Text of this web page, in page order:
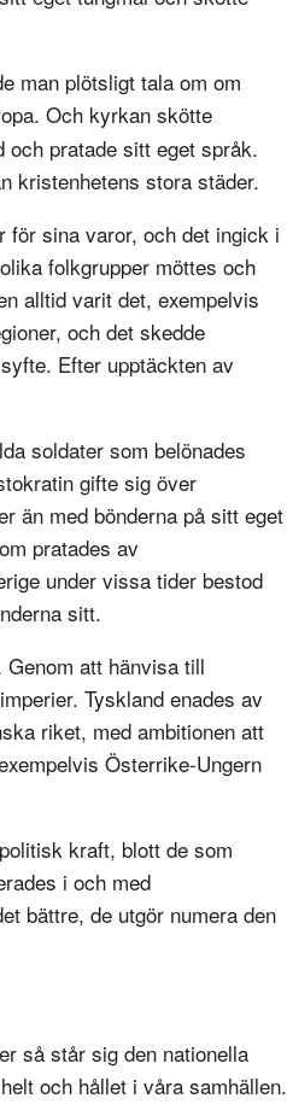
man plötsligt tala om om
Och kyrkan skötte
pratade sitt eget språk.
kristenhetens stora städer.
för sina varor, och det ingick i
folkgrupper möttes och
alltid varit det, exempelvis
och det skedde
Efter upptäckten av
soldater som belönades
gifte sig över
än med bönderna på sitt eget
pratades av
under vissa tider bestod
sitt.
att hänvisa till
Tyskland enades av
riket, med ambitionen att
Österrike-Ungern
kraft, blott de som
i och med
bättre, de utgör numera den
så står sig den nationella
och hållet i våra samhällen.